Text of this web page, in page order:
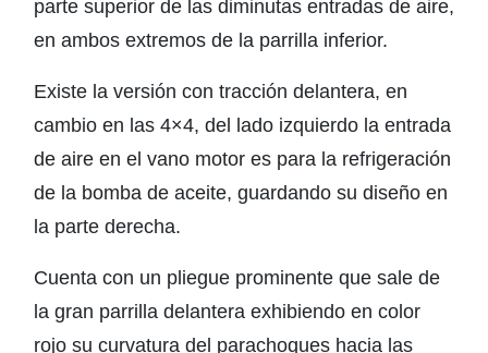
parte superior de las diminutas entradas de aire,
en ambos extremos de la parrilla inferior.
Existe la versión con tracción delantera, en
cambio en las 4×4, del lado izquierdo la entrada
de aire en el vano motor es para la refrigeración
de la bomba de aceite, guardando su diseño en
la parte derecha.
Cuenta con un pliegue prominente que sale de
la gran parrilla delantera exhibiendo en color
rojo su curvatura del parachoques hacia las